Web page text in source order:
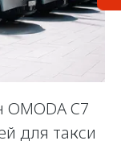
C7
для такси